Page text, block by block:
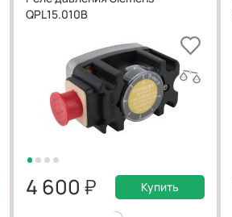
QPL15.010B
4 600 Купить